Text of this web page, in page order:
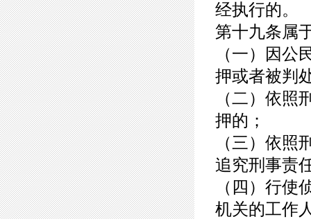
经执行的。
第十九条属
（一）因公
押或者被判
（二）依照
押的；
（三）依照
追究刑事责
（四）行使
机关的工作